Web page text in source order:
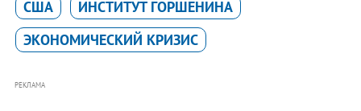
США
ИНСТИТУТ ГОРШЕНИНА
ЭКОНОМИЧЕСКИЙ КРИЗИС
РЕКЛАМА